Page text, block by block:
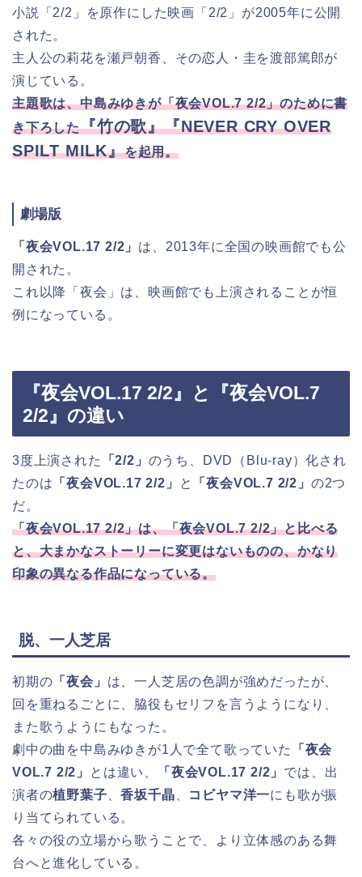
小説「2/2」を原作にした映画「2/2」が2005年に公開
された。
主人公の莉花を瀬戸朝香、その恋人・圭を渡部篤郎が
演じている。
主題歌は、中島みゆきが「夜会VOL.7 2/2」のために書
き下ろした『竹の歌』『NEVER CRY OVER
SPILT MILK』を起用。
劇場版
「夜会VOL.17 2/2」 は、2013年に全国の映画館でも公
開された。
これ以降「夜会」は、映画館でも上演されることが恒
例になっている。
『夜会VOL.17 2/2』と『夜会VOL.7
2/2』の違い
3度上演された 「2/2」 のうち、DVD（Blu-ray）化され
たのは 「夜会VOL.17 2/2」 と 「夜会VOL.7 2/2」 の2つ
だ。
「夜会VOL.17 2/2」は、「夜会VOL.7 2/2」と比べる
と、大まかなストーリーに変更はないものの、かなり
印象の異なる作品になっている。
脱、一人芝居
初期の 「夜会」 は、一人芝居の色調が強めだったが、
回を重ねるごとに、脇役もセリフを言うようになり、
また歌うようにもなった。
劇中の曲を中島みゆきが1人で全て歌っていた
「夜会
VOL.7 2/2」
とは違い、 「夜会VOL.17 2/2」 では、出
演者の植野葉子 、香坂千晶 コビヤマ洋一にも歌が振
り当てられている。
各々の役の立場から歌うことで、より立体感のある舞
台へと進化している。